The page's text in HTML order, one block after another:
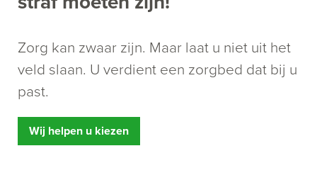
Zorg kan zwaar zijn. Maar laat u niet uit het
veld slaan. U verdient een zorgbed dat bij u
past.
Wij helpen u kiezen